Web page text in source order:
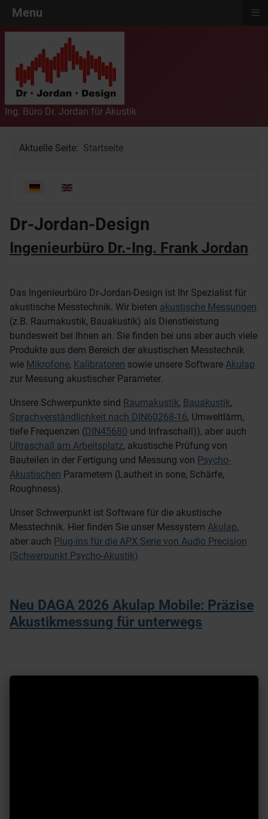
Ing. Büro Dr. Jordan für Akustik
Aktuelle Seite: Startseite
Sprache auswählen
Dr-Jordan-Design
Ingenieurbüro Dr.-Ing. Frank Jordan
Das Ingenieurbüro Dr-Jordan-Design ist Ihr Spezialist für
akustische Messtechnik. Wir bieten akustische Messungen
(z.B. Raumakustik, Bauakustik) als Dienstleistung
bundesweit bei Ihnen an. Sie finden bei uns aber auch viele
Produkte aus dem Bereich der akustischen Messtechnik
wie Mikrofone, Kalibratoren sowie unsere Software Akulap
zur Messung akustischer Parameter.
Unsere Schwerpunkte sind Raumakustik, Bauakustik,
Sprachverständlichkeit nach DIN60268-16, Umweltlärm,
tiefe Frequenzen (DIN45680 und Infraschall)), aber auch
Ultraschall am Arbeitsplatz, akustische Prüfung von
Bauteilen in der Fertigung und Messung von Psycho-
Akustischen Parametern (Lautheit in sone, Schärfe,
Roughness).
Unser Schwerpunkt ist Software für die akustische
Messtechnik. Hier finden Sie unser Messystem Akulap,
aber auch Plug-ins für die APX Serie von Audio Precision
(Schwerpunkt Psycho-Akustik)
Neu DAGA 2026 Akulap Mobile: Präzise
Akustikmessung für unterwegs
Menu ≡